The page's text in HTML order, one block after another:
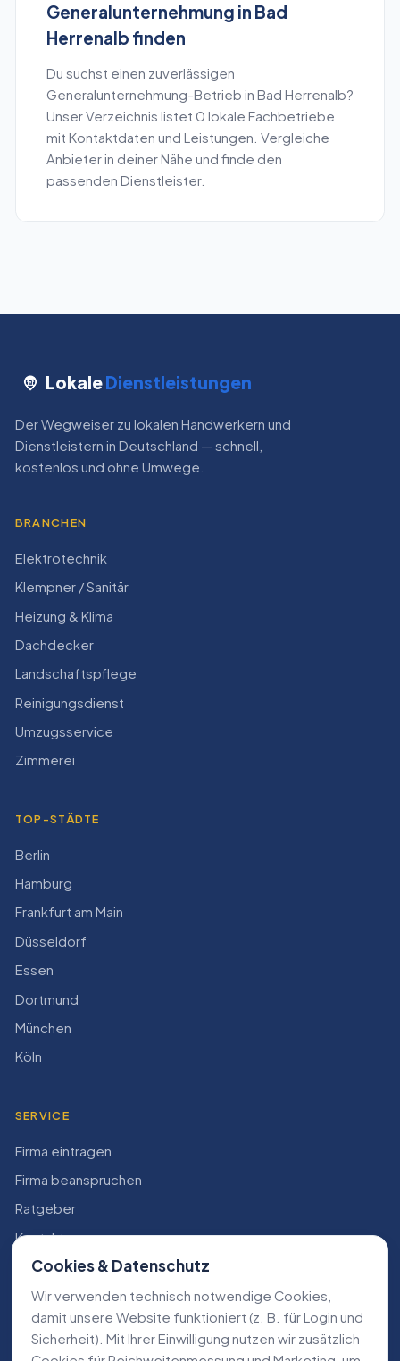
Generalunternehmung in Bad
Herrenalb finden
Du suchst einen zuverlässigen
Generalunternehmung-Betrieb in Bad Herrenalb?
Unser Verzeichnis listet 0 lokale Fachbetriebe
mit Kontaktdaten und Leistungen. Vergleiche
Anbieter in deiner Nähe und finde den
passenden Dienstleister.
LokaleDienstleistungen
Der Wegweiser zu lokalen Handwerkern und
Dienstleistern in Deutschland — schnell,
kostenlos und ohne Umwege.
BRANCHEN
Elektrotechnik
Klempner / Sanitär
Heizung & Klima
Dachdecker
Landschaftspflege
Reinigungsdienst
Umzugsservice
Zimmerei
TOP-STÄDTE
Berlin
Hamburg
Frankfurt am Main
Düsseldorf
Essen
Dortmund
München
Köln
SERVICE
Firma eintragen
Firma beanspruchen
Ratgeber
Kontakt
Konto
RECHTLICHES
Impressum
Cookies & Datenschutz
Wir verwenden technisch notwendige Cookies,
damit unsere Website funktioniert (z. B. für Login und
Sicherheit). Mit Ihrer Einwilligung nutzen wir zusätzlich